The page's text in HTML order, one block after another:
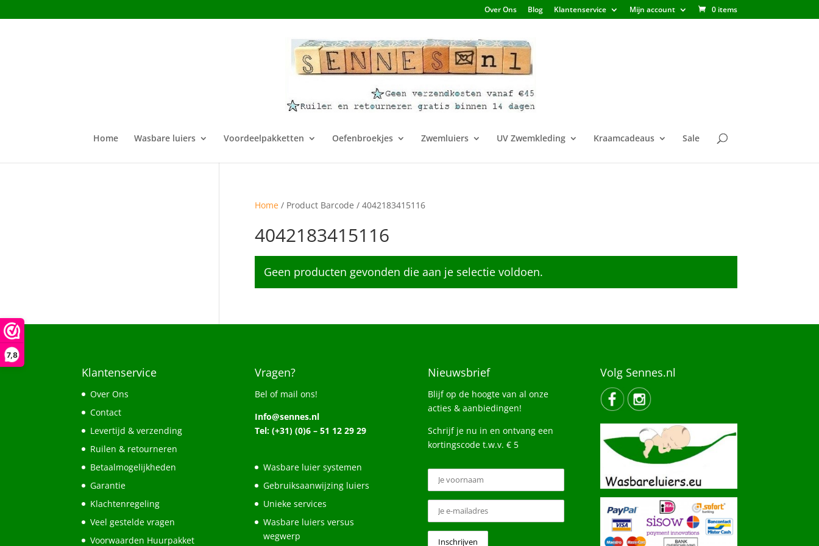
7,8
Over Ons Blog Klantenservice Mijn account 0 items
Home Wasbare luiers Voordeelpakketten Oefenbroekjes Zwemluiers UV Zwemkleding Kraamcadeaus Sale
Home/ Product Barcode / 4042183415116
4042183415116
Geen producten gevonden die aan je selectie voldoen.
Klantenservice
Over Ons
Contact
Levertijd & verzending
Ruilen & retourneren
Betaalmogelijkheden
Garantie
Klachtenregeling
Veel gestelde vragen
Voorwaarden Huurpakket
Vragen?
Bel of mail ons!
Info@sennes.nl
Tel: (+31) (0)6 – 51 12 29 29
Wasbare luier systemen
Gebruiksaanwijzing luiers
Unieke services
Wasbare luiers versus
wegwerp
Nieuwsbrief
Blijf op de hoogte van al onze
acties & aanbiedingen!
Schrijf je nu in en ontvang een
kortingscode t.w.v. € 5
Volg Sennes.nl